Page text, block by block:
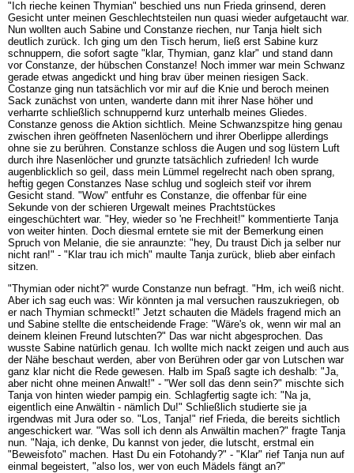
"Ich rieche keinen Thymian" beschied uns nun Frieda grinsend, deren
Gesicht unter meinen Geschlechtsteilen nun quasi wieder aufgetaucht war.
Nun wollten auch Sabine und Constanze riechen, nur Tanja hielt sich
deutlich zurück. Ich ging um den Tisch herum, ließ erst Sabine kurz
schnuppern, die sofort sagte "klar, Thymian, ganz klar" und stand dann
vor Constanze, der hübschen Constanze! Noch immer war mein Schwanz
gerade etwas angedickt und hing brav über meinen riesigen Sack.
Costanze ging nun tatsächlich vor mir auf die Knie und beroch meinen
Sack zunächst von unten, wanderte dann mit ihrer Nase höher und
verharrte schließlich schnuppernd kurz unterhalb meines Gliedes.
Constanze genoss die Aktion sichtlich. Meine Schwanzspitze hing genau
zwischen ihren geöffneten Nasenlöchern und ihrer Oberlippe allerdings
ohne sie zu berühren. Constanze schloss die Augen und sog lüstern Luft
durch ihre Nasenlöcher und grunzte tatsächlich zufrieden! Ich wurde
augenblicklich so geil, dass mein Lümmel regelrecht nach oben sprang,
heftig gegen Constanzes Nase schlug und sogleich steif vor ihrem
Gesicht stand. "Wow" entfuhr es Constanze, die offenbar für eine
Sekunde von der schieren Urgewalt meines Prachtstückes
eingeschüchtert war. "Hey, wieder so 'ne Frechheit!" kommentierte Tanja
von weiter hinten. Doch diesmal erntete sie mit der Bemerkung einen
Spruch von Melanie, die sie anraunzte: "hey, Du traust Dich ja selber nur
nicht ran!" - "Klar trau ich mich" maulte Tanja zurück, blieb aber einfach
sitzen.
"Thymian oder nicht?" wurde Constanze nun befragt. "Hm, ich weiß nicht.
Aber ich sag euch was: Wir könnten ja mal versuchen rauszukriegen, ob
er nach Thymian schmeckt!" Jetzt schauten die Mädels fragend mich an
und Sabine stellte die entscheidende Frage: "Wäre's ok, wenn wir mal an
deinem kleinen Freund lutschten?" Das war nicht abgesprochen. Das
wusste Sabine natürlich genau. Ich wollte mich nackt zeigen und auch aus
der Nähe beschaut werden, aber von Berühren oder gar von Lutschen war
ganz klar nicht die Rede gewesen. Halb im Spaß sagte ich deshalb: "Ja,
aber nicht ohne meinen Anwalt!" - "Wer soll das denn sein?" mischte sich
Tanja von hinten wieder pampig ein. Schlagfertig sagte ich: "Na ja,
eigentlich eine Anwältin - nämlich Du!" Schließlich studierte sie ja
irgendwas mit Jura oder so. "Los, Tanja!" rief Frieda, die bereits sichtlich
angeschickert war. "Was soll ich denn als Anwältin machen?" fragte Tanja
nun. "Naja, ich denke, Du kannst von jeder, die lutscht, erstmal ein
"Beweisfoto" machen. Hast Du ein Fotohandy?" - "Klar" rief Tanja nun auf
einmal begeistert, "also los, wer von euch Mädels fängt an?"